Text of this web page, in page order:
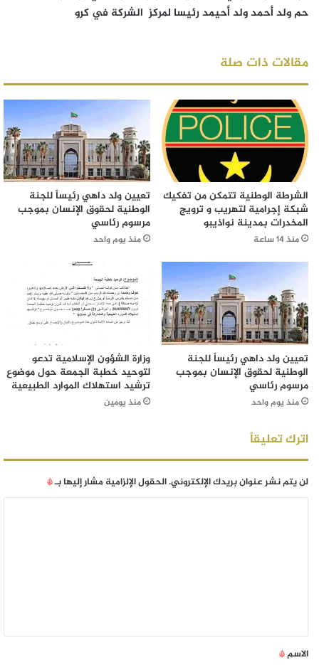
حم ولد أحمد ولد أحيمد رئيسا لمركز الشركة في كرو
مقالات ذات صلة
الشرطة الوطنية تتمكن من تفكيك
شبكة إجرامية لتهريب و ترويج
المخدرات بمدينة نواذيبو
منذ 14 ساعة
تعيين ولد داهي رئيساً للجنة
الوطنية لحقوق الإنسان بموجب
مرسوم رئاسي
منذ يوم واحد
تعيين ولد داهي رئيساً للجنة
الوطنية لحقوق الإنسان بموجب
مرسوم رئاسي
منذ يوم واحد
وزارة الشؤون الإسلامية تدعو
لتوحيد خطبة الجمعة حول موضوع
ترشيد استهلاك الموارد الطبيعية
منذ يومين
اترك تعليقاً
لن يتم نشر عنوان بريدك الإلكتروني.الحقول الإلزامية مشار إليها بـ*
الاسم*